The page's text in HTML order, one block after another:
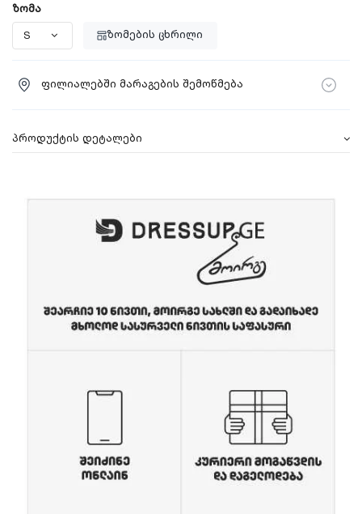
ზომა
ზომების ცხრილი
ფილიალებში მარაგების შემოწმება
პროდუქტის დეტალები